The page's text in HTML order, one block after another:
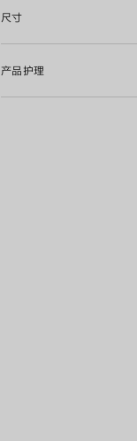
• 不适用光学镜片
• 产地：见产品标签
• 图片仅供参考，具体请
尺寸
产品护理